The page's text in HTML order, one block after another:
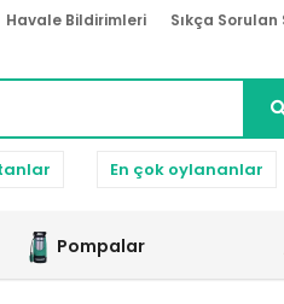
Havale Bildirimleri Sıkça
En çok oylananlar
Pompalar